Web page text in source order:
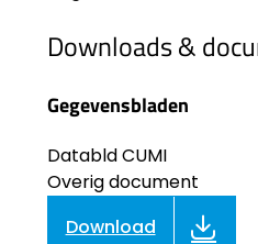
Downloads &
Gegevensbladen
Databld CUMI
Overig document
Download